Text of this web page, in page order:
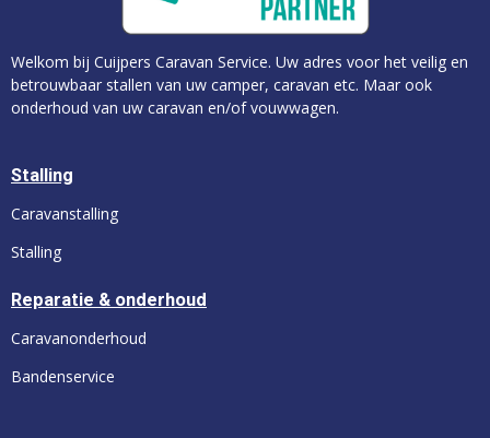
Welkom bij Cuijpers Caravan Service. Uw adres voor het veilig en
betrouwbaar stallen van uw camper, caravan etc. Maar ook
onderhoud van uw caravan en/of vouwwagen.
Stalling
Caravanstalling
Stalling
Reparatie & onderhoud
Caravanonderhoud
Bandenservice